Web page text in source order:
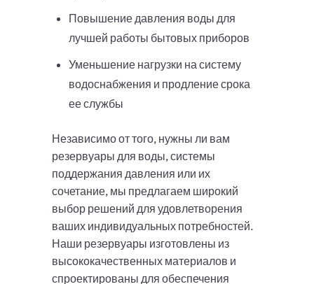
Повышение давления воды для
лучшей работы бытовых приборов
Уменьшение нагрузки на систему
водоснабжения и продление срока
ее службы
Независимо от того, нужны ли вам
резервуары для воды, системы
поддержания давления или их
сочетание, мы предлагаем широкий
выбор решений для удовлетворения
ваших индивидуальных потребностей.
Наши резервуары изготовлены из
высококачественных материалов и
спроектированы для обеспечения